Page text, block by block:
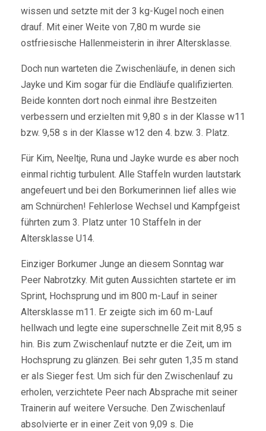
wissen und setzte mit der 3 kg-Kugel noch einen
drauf. Mit einer Weite von 7,80 m wurde sie
ostfriesische Hallenmeisterin in ihrer Altersklasse.
Doch nun warteten die Zwischenläufe, in denen sich
Jayke und Kim sogar für die Endläufe qualifizierten.
Beide konnten dort noch einmal ihre Bestzeiten
verbessern und erzielten mit 9,80 s in der Klasse w11
bzw. 9,58 s in der Klasse w12 den 4. bzw. 3. Platz.
Für Kim, Neeltje, Runa und Jayke wurde es aber noch
einmal richtig turbulent. Alle Staffeln wurden lautstark
angefeuert und bei den Borkumerinnen lief alles wie
am Schnürchen! Fehlerlose Wechsel und Kampfgeist
führten zum 3. Platz unter 10 Staffeln in der
Altersklasse U14.
Einziger Borkumer Junge an diesem Sonntag war
Peer Nabrotzky. Mit guten Aussichten startete er im
Sprint, Hochsprung und im 800 m-Lauf in seiner
Altersklasse m11. Er zeigte sich im 60 m-Lauf
hellwach und legte eine superschnelle Zeit mit 8,95 s
hin. Bis zum Zwischenlauf nutzte er die Zeit, um im
Hochsprung zu glänzen. Bei sehr guten 1,35 m stand
er als Sieger fest. Um sich für den Zwischenlauf zu
erholen, verzichtete Peer nach Absprache mit seiner
Trainerin auf weitere Versuche. Den Zwischenlauf
absolvierte er in einer Zeit von 9,09 s. Die